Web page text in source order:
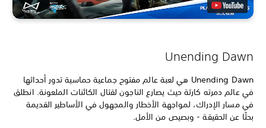
Unending Dawn
Unending Dawn هي لعبة عالم مفتوح جماعية حماسية تدور أحداثها
في عالم دمرته كارثة حيث يصارع الناجون لقتال الكائنات الملعونة. انطلق
في مسار الإدراك، لمواجهة الأخطار والمجهول في الأساطير القديمة
بحثًا عن الحقيقة - وبصيص من الأمل.